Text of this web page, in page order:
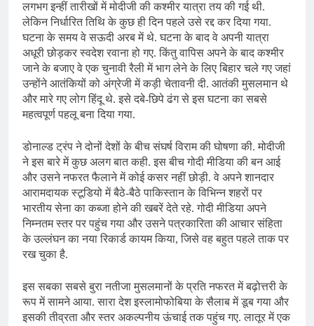
लगभग इन्हीं तारीखों में मोदीजी की कश्मीर यात्रा तय की गई थी.
लेकिन निर्धारित तिथि के कुछ ही दिन पहले उसे रद्द कर दिया गया.
घटना के समय वे सऊदी अरब में थे. घटना के बाद वे अपनी यात्रा
अधूरी छोड़कर स्वदेश रवाना हो गए. किंतु वापिस अपने के बाद कश्मीर
जाने के बजाए वे एक चुनावी रैली में भाग लेने के लिए बिहार चले गए जहां
उन्होंने आतंकियों को अंग्रेजी में कड़ी चेतावनी दी. आतंकी मुसलमान थे
और मारे गए लोग हिंदू थे. इसे दबे-छिपे ढंग से इस घटना का सबसे
महत्वपूर्ण पहलू बना दिया गया.
डोनाल्ड ट्रंप ने दोनों देशों के बीच संघर्ष विराम की घोषणा की. मोदीजी
ने इस बारे में कुछ अलग बात कही. इस बीच गोदी मीडिया की बन आई
और उसने नफरत फैलाने में कोई कसर नहीं छोड़ी. वे अपने शानदार
आरामदायक स्टूडियो में बैठे-बैठे पाकिस्तान के विभिन्न शहरों पर
भारतीय सेना का कब्जा होने की खबरें देते रहे. गोदी मीडिया अपने
निम्नतम स्तर पर पहुंच गया और उसने पत्रकारिता की आचार संहिता
के उल्लंघन का नया रिकार्ड कायम किया, जिसे वह बहुत पहले ताक पर
रख चुका है.
इस सबका सबसे बुरा नतीजा मुसलमानों के प्रति नफरत में बढ़ोत्तरी के
रूप में सामने आया. सारा देश इस्लामोफोबिया के सैलाब में डूब गया और
इसकी तीव्रता और स्तर अकल्पनीय ऊंचाई तक पहुंच गए. लातूर में एक